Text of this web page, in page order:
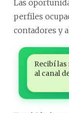
Las
perfiles
contadores y
Recibí
al canal